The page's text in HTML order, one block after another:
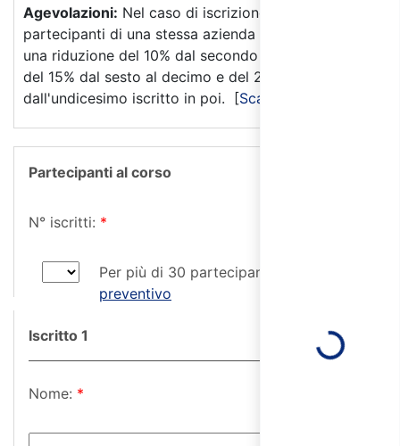
Agevolazioni: Nel caso di iscrizione di più
partecipanti di una stessa azienda viene effettuata
una riduzione del 10% dal secondo al quinto iscritto,
del 15% dal sesto al decimo e del 20%
dall'undicesimo iscritto in poi. [Scala Sconti
Partecipanti al corso
N° iscritti: *
Per più di 30 partecipanti
preventivo
Iscritto 1
Nome: *
Loading...